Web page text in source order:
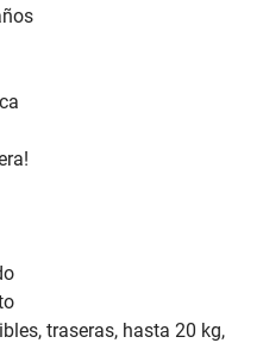
traseras, hasta 20 kg,